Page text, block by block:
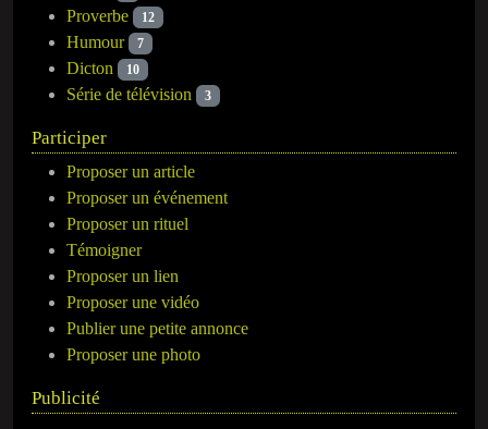
Proverbe 12
Humour 7
Dicton 10
Série de télévision 3
Participer
Proposer un article
Proposer un événement
Proposer un rituel
Témoigner
Proposer un lien
Proposer une vidéo
Publier une petite annonce
Proposer une photo
Publicité